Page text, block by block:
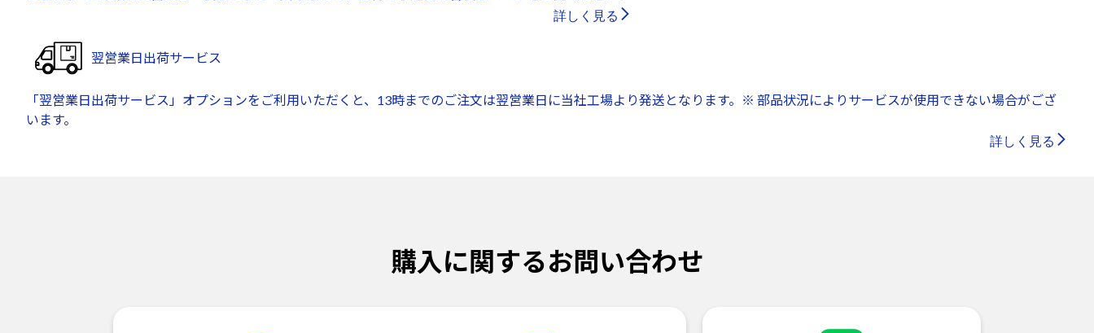
詳しく見る
翌営業日出荷サービス
「翌営業日出荷サービス」オプションをご利用いただくと、13時までのご注文は翌営業日に当社工場より発送となります。※ 部品状況によりサービスが使用できない場合がござ
います。
詳しく見る
購入に関するお問い合わせ